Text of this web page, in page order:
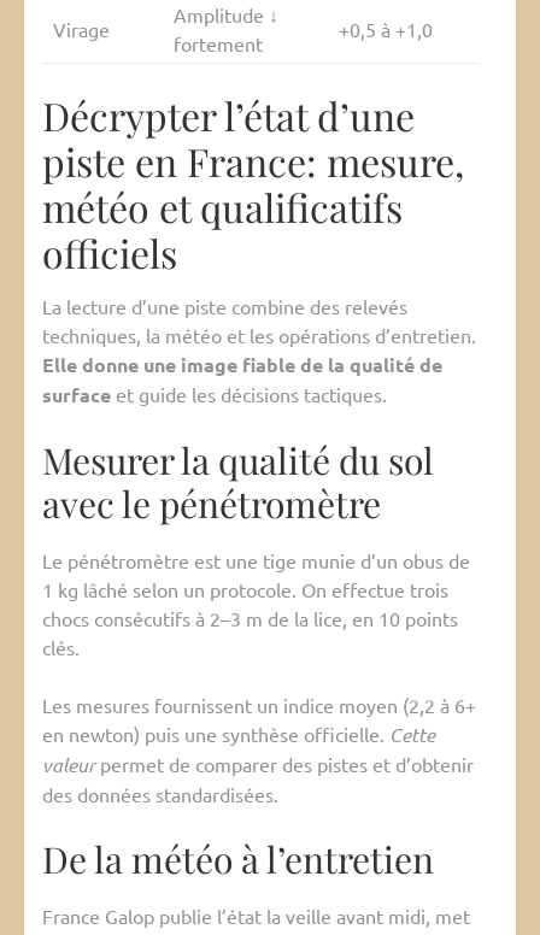
Virage
Amplitude ↓
fortement
+0,5 à +1,0
Décrypter l’état d’une
piste en France: mesure,
météo et qualificatifs
officiels
La lecture d’une piste combine des relevés
techniques, la météo et les opérations d’entretien.
Elle donne une image fiable de la qualité de
surface et guide les décisions tactiques.
Mesurer la qualité du sol
avec le pénétromètre
Le pénétromètre est une tige munie d’un obus de
1 kg lâché selon un protocole. On effectue trois
chocs consécutifs à 2–3 m de la lice, en 10 points
clés.
Les mesures fournissent un indice moyen (2,2 à 6+
en newton) puis une synthèse officielle. Cette
valeurpermet de comparer des pistes et d’obtenir
des données standardisées.
De la météo à l’entretien
France Galop publie l’état la veille avant midi, met